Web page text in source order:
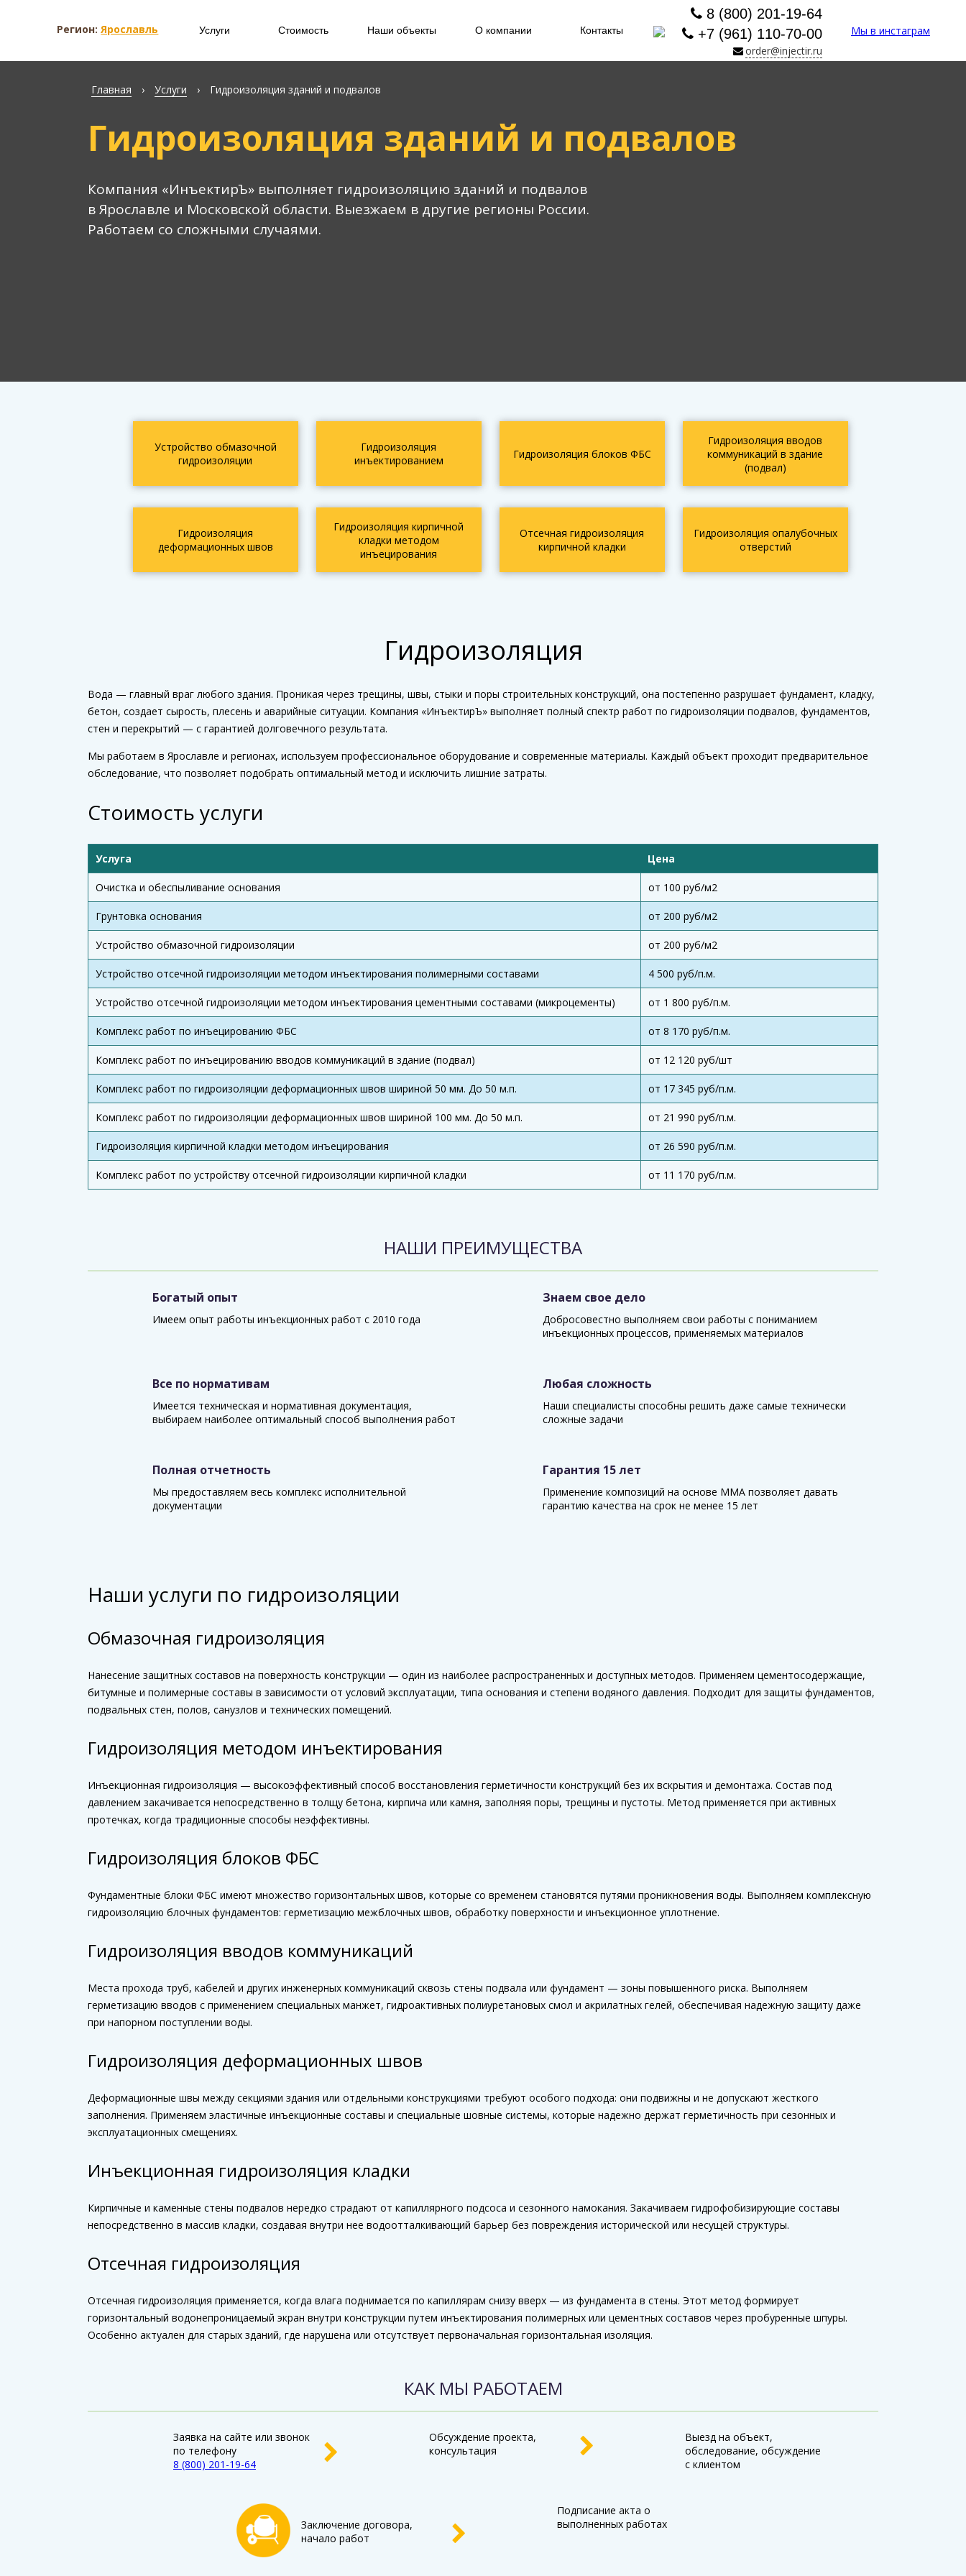
Регион:Ярославль Услуги Стоимость Наши объекты О компании Контакты
8 (800) 201-19-64
+7 (961) 110-70-00
order@injectir.ru
Мы в инстаграм
Главная › Услуги › Гидроизоляция зданий и подвалов
Гидроизоляция зданий и подвалов
Компания «ИнъектирЪ» выполняет гидроизоляцию зданий и подвалов
в Ярославле и Московской области. Выезжаем в другие регионы России.
Работаем со сложными случаями.
Устройство обмазочной
гидроизоляции
Гидроизоляция
инъектированием
Гидроизоляция блоков ФБС
Гидроизоляция вводов
коммуникаций в здание
(подвал)
Гидроизоляция
деформационных швов
Гидроизоляция кирпичной
кладки методом
инъецирования
Отсечная гидроизоляция
кирпичной кладки
Гидроизоляция опалубочных
отверстий
Гидроизоляция
Вода — главный враг любого здания. Проникая через трещины, швы, стыки и поры строительных конструкций, она постепенно разрушает фундамент, кладку,
бетон, создает сырость, плесень и аварийные ситуации. Компания «ИнъектирЪ» выполняет полный спектр работ по гидроизоляции подвалов, фундаментов,
стен и перекрытий — с гарантией долговечного результата.
Мы работаем в Ярославле и регионах, используем профессиональное оборудование и современные материалы. Каждый объект проходит предварительное
обследование, что позволяет подобрать оптимальный метод и исключить лишние затраты.
Стоимость услуги
Услуга Цена
Очистка и обеспыливание основания от 100 руб/м2
Грунтовка основания от 200 руб/м2
Устройство обмазочной гидроизоляции от 200 руб/м2
Устройство отсечной гидроизоляции методом инъектирования полимерными составами 4 500 руб/п.м.
Устройство отсечной гидроизоляции методом инъектирования цементными составами (микроцементы) от 1 800 руб/п.м.
Комплекс работ по инъецированию ФБС от 8 170 руб/п.м.
Комплекс работ по инъецированию вводов коммуникаций в здание (подвал) от 12 120 руб/шт
Комплекс работ по гидроизоляции деформационных швов шириной 50 мм. До 50 м.п. от 17 345 руб/п.м.
Комплекс работ по гидроизоляции деформационных швов шириной 100 мм. До 50 м.п. от 21 990 руб/п.м.
Гидроизоляция кирпичной кладки методом инъецирования от 26 590 руб/п.м.
Комплекс работ по устройству отсечной гидроизоляции кирпичной кладки от 11 170 руб/п.м.
НАШИ ПРЕИМУЩЕСТВА
Богатый опыт
Имеем опыт работы инъекционных работ с 2010 года
Знаем свое дело
Добросовестно выполняем свои работы с пониманием
инъекционных процессов, применяемых материалов
Все по нормативам
Имеется техническая и нормативная документация,
выбираем наиболее оптимальный способ выполнения работ
Любая сложность
Наши специалисты способны решить даже самые технически
сложные задачи
Полная отчетность
Мы предоставляем весь комплекс исполнительной
документации
Гарантия 15 лет
Применение композиций на основе ММА позволяет давать
гарантию качества на срок не менее 15 лет
Наши услуги по гидроизоляции
Обмазочная гидроизоляция
Нанесение защитных составов на поверхность конструкции — один из наиболее распространенных и доступных методов. Применяем цементосодержащие,
битумные и полимерные составы в зависимости от условий эксплуатации, типа основания и степени водяного давления. Подходит для защиты фундаментов,
подвальных стен, полов, санузлов и технических помещений.
Гидроизоляция методом инъектирования
Инъекционная гидроизоляция — высокоэффективный способ восстановления герметичности конструкций без их вскрытия и демонтажа. Состав под
давлением закачивается непосредственно в толщу бетона, кирпича или камня, заполняя поры, трещины и пустоты. Метод применяется при активных
протечках, когда традиционные способы неэффективны.
Гидроизоляция блоков ФБС
Фундаментные блоки ФБС имеют множество горизонтальных швов, которые со временем становятся путями проникновения воды. Выполняем комплексную
гидроизоляцию блочных фундаментов: герметизацию межблочных швов, обработку поверхности и инъекционное уплотнение.
Гидроизоляция вводов коммуникаций
Места прохода труб, кабелей и других инженерных коммуникаций сквозь стены подвала или фундамент — зоны повышенного риска. Выполняем
герметизацию вводов с применением специальных манжет, гидроактивных полиуретановых смол и акрилатных гелей, обеспечивая надежную защиту даже
при напорном поступлении воды.
Гидроизоляция деформационных швов
Деформационные швы между секциями здания или отдельными конструкциями требуют особого подхода: они подвижны и не допускают жесткого
заполнения. Применяем эластичные инъекционные составы и специальные шовные системы, которые надежно держат герметичность при сезонных и
эксплуатационных смещениях.
Инъекционная гидроизоляция кладки
Кирпичные и каменные стены подвалов нередко страдают от капиллярного подсоса и сезонного намокания. Закачиваем гидрофобизирующие составы
непосредственно в массив кладки, создавая внутри нее водоотталкивающий барьер без повреждения исторической или несущей структуры.
Отсечная гидроизоляция
Отсечная гидроизоляция применяется, когда влага поднимается по капиллярам снизу вверх — из фундамента в стены. Этот метод формирует
горизонтальный водонепроницаемый экран внутри конструкции путем инъектирования полимерных или цементных составов через пробуренные шпуры.
Особенно актуален для старых зданий, где нарушена или отсутствует первоначальная горизонтальная изоляция.
КАК МЫ РАБОТАЕМ
Заявка на сайте или звонок
по телефону
8 (800) 201-19-64
Обсуждение проекта,
консультация
Выезд на объект,
обследование, обсуждение
с клиентом
Заключение договора,
начало работ
Подписание акта о
выполненных работах